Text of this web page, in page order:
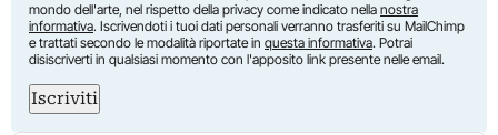
mondo dell'arte, nel rispetto della privacy come indicato nella nostra
informativa. Iscrivendoti i tuoi dati personali verranno trasferiti su MailChimp
e trattati secondo le modalità riportate in questa informativa. Potrai
disiscriverti in qualsiasi momento con l'apposito link presente nelle email.
Iscriviti